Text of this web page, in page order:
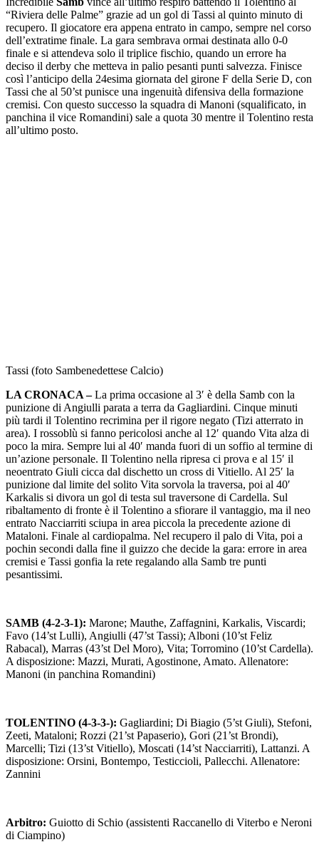
“Riviera delle Palme” grazie ad un gol di Tassi al quinto minuto di
recupero. Il giocatore era appena entrato in campo, sempre nel corso
dell’extratime finale. La gara sembrava ormai destinata allo 0-0
finale e si attendeva solo il triplice fischio, quando un errore ha
deciso il derby che metteva in palio pesanti punti salvezza. Finisce
così l’anticipo della 24esima giornata del girone F della Serie D, con
Tassi che al 50’st punisce una ingenuità difensiva della formazione
cremisi. Con questo successo la squadra di Manoni (squalificato, in
panchina il vice Romandini) sale a quota 30 mentre il Tolentino resta
all’ultimo posto.
Tassi (foto Sambenedettese Calcio)
LA CRONACA –La prima occasione al 3′ è della Samb con la
punizione di Angiulli parata a terra da Gagliardini. Cinque minuti
più tardi il Tolentino recrimina per il rigore negato (Tizi atterrato in
area). I rossoblù si fanno pericolosi anche al 12′ quando Vita alza di
poco la mira. Sempre lui al 40′ manda fuori di un soffio al termine di
un’azione personale. Il Tolentino nella ripresa ci prova e al 15′ il
neoentrato Giuli cicca dal dischetto un cross di Vitiello. Al 25′ la
punizione dal limite del solito Vita sorvola la traversa, poi al 40′
Karkalis si divora un gol di testa sul traversone di Cardella. Sul
ribaltamento di fronte è il Tolentino a sfiorare il vantaggio, ma il neo
entrato Nacciarriti sciupa in area piccola la precedente azione di
Mataloni. Finale al cardiopalma. Nel recupero il palo di Vita, poi a
pochin secondi dalla fine il guizzo che decide la gara: errore in area
cremisi e Tassi gonfia la rete regalando alla Samb tre punti
pesantissimi.
SAMB (4-2-3-1): Marone; Mauthe, Zaffagnini, Karkalis, Viscardi;
Favo (14’st Lulli), Angiulli (47’st Tassi); Alboni (10’st Feliz
Rabacal), Marras (43’st Del Moro), Vita; Torromino (10’st Cardella).
A disposizione: Mazzi, Murati, Agostinone, Amato. Allenatore:
Manoni (in panchina Romandini)
TOLENTINO (4-3-3-): Gagliardini; Di Biagio (5’st Giuli), Stefoni,
Zeeti, Mataloni; Rozzi (21’st Papaserio), Gori (21’st Brondi),
Marcelli; Tizi (13’st Vitiello), Moscati (14’st Nacciarriti), Lattanzi. A
disposizione: Orsini, Bontempo, Testiccioli, Pallecchi. Allenatore:
Zannini
Arbitro: Guiotto di Schio (assistenti Raccanello di Viterbo e Neroni
di Ciampino)